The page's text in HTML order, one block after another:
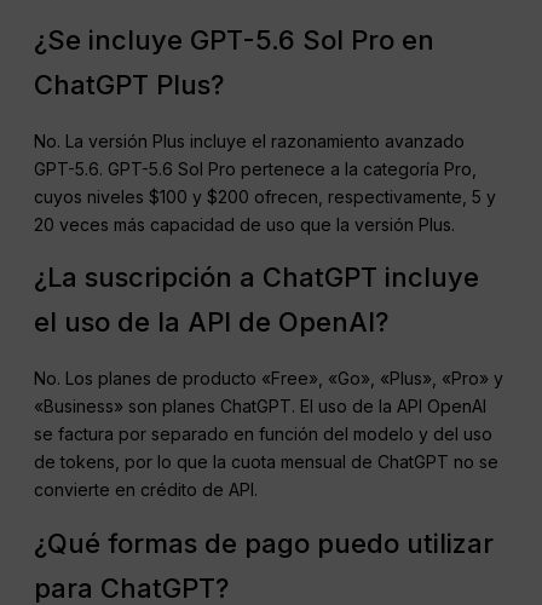
¿Se incluye GPT-5.6 Sol Pro en
ChatGPT Plus?
No. La versión Plus incluye el razonamiento avanzado
GPT-5.6. GPT-5.6 Sol Pro pertenece a la categoría Pro,
cuyos niveles $100 y $200 ofrecen, respectivamente, 5 y
20 veces más capacidad de uso que la versión Plus.
¿La suscripción a ChatGPT incluye
el uso de la API de OpenAI?
No. Los planes de producto «Free», «Go», «Plus», «Pro» y
«Business» son planes ChatGPT. El uso de la API OpenAI
se factura por separado en función del modelo y del uso
de tokens, por lo que la cuota mensual de ChatGPT no se
convierte en crédito de API.
¿Qué formas de pago puedo utilizar
para ChatGPT?